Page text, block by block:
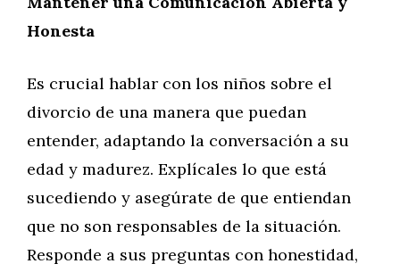
Honesta
Es crucial hablar con los niños sobre el
divorcio de una manera que puedan
entender, adaptando la conversación a su
edad y madurez. Explícales lo que está
sucediendo y asegúrate de que entiendan
que no son responsables de la situación.
Responde a sus preguntas con honestidad,